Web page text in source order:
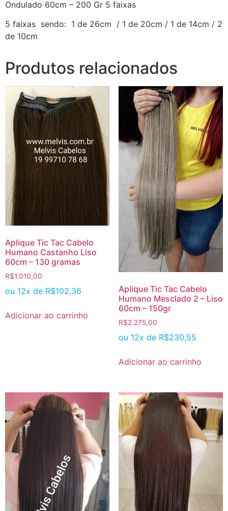
Ondulado 60cm – 200 Gr 5 faixas
5 faixas sendo: 1 de 26cm / 1 de 20cm / 1 de 14cm / 2
de 10cm
Produtos relacionados
Aplique Tic Tac Cabelo
Humano Castanho Liso
60cm – 130 gramas
R$1.010,00
ou 12x de R$102,36
Adicionar ao carrinho
Aplique Tic Tac Cabelo
Humano Mesclado 2 – Liso
60cm – 150gr
R$2.275,00
ou 12x de R$230,55
Adicionar ao carrinho